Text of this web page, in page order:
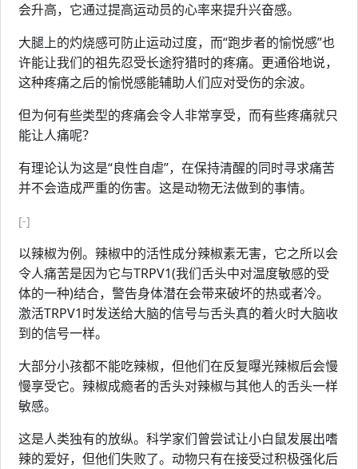
会升高，它通过提高运动员的心率来提升兴奋感。
大腿上的灼烧感可防止运动过度，而“跑步者的愉悦感”也
许能让我们的祖先忍受长途狩猎时的疼痛。更通俗地说，
这种疼痛之后的愉悦感能辅助人们应对受伤的余波。
但为何有些类型的疼痛会令人非常享受，而有些疼痛就只
能让人痛呢？
有理论认为这是“良性自虐”，在保持清醒的同时寻求痛苦
并不会造成严重的伤害。这是动物无法做到的事情。
[-]
以辣椒为例。辣椒中的活性成分辣椒素无害，它之所以会
令人痛苦是因为它与TRPV1(我们舌头中对温度敏感的受
体的一种)结合，警告身体潜在会带来破坏的热或者冷。
激活TRPV1时发送给大脑的信号与舌头真的着火时大脑收
到的信号一样。
大部分小孩都不能吃辣椒，但他们在反复曝光辣椒后会慢
慢享受它。辣椒成瘾者的舌头对辣椒与其他人的舌头一样
敏感。
这是人类独有的放纵。科学家们曾尝试让小白鼠发展出嗜
辣的爱好，但他们失败了。动物只有在接受过积极强化后